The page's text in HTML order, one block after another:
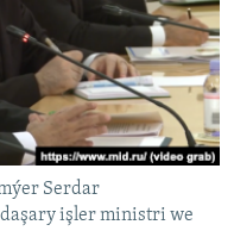
Serdar
işler ministri we